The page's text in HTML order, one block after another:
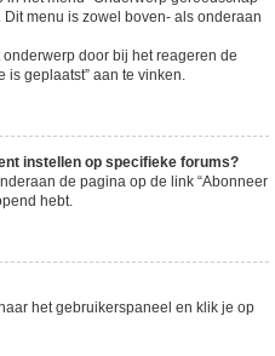
menu is zowel boven- als onderaan
door bij het reageren de
is geplaatst” aan te vinken.
instellen op specifieke forums?
de pagina op de link “Abonneer
hebt.
het gebruikerspaneel en klik je op